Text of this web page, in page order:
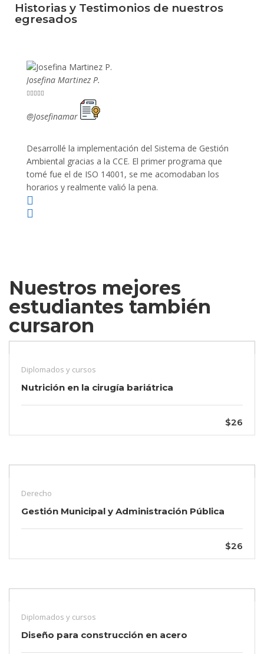
Historias y Testimonios de nuestros
egresados
Josefina Martinez P.

@Josefinamar
Desarrollé la implementación del Sistema de Gestión
Ambiental gracias a la CCE. El primer programa que
tomé fue el de ISO 14001, se me acomodaban los
horarios y realmente valió la pena.
Nuestros mejores
estudiantes también
cursaron
Diplomados y cursos
Nutrición en la cirugía bariátrica
$26
Derecho
Gestión Municipal y Administración Pública
$26
Diplomados y cursos
Diseño para construcción en acero